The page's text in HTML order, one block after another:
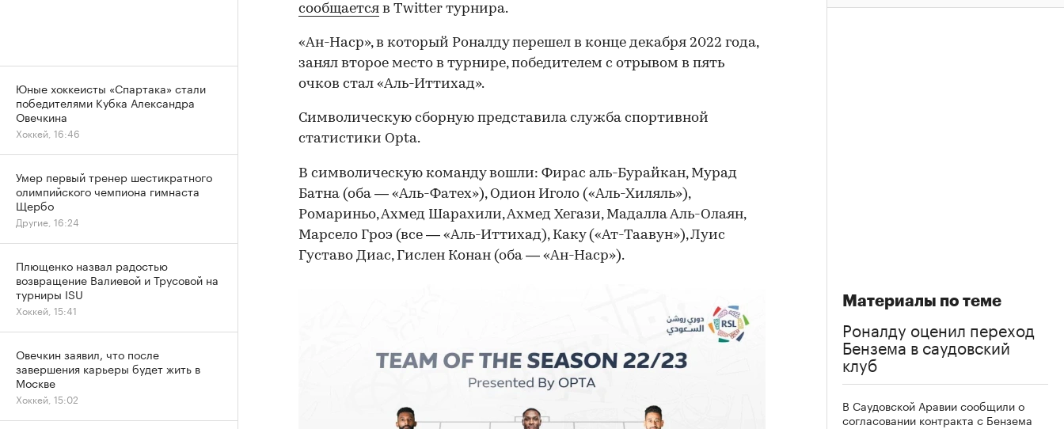
сообщается в Twitter турнира.
«Ан-Наср», в который Роналду перешел в конце декабря 2022 года,
занял второе место в турнире, победителем с отрывом в пять
очков стал «Аль-Иттихад».
Символическую сборную представила служба спортивной
статистики Opta.
00:00
В символическую команду вошли: Фирас аль-Бурайкан, Мурад
Батна (оба — «Аль-Фатех»), Одион Иголо («Аль-Хиляль»),
Ромариньо, Ахмед Шарахили, Ахмед Хегази, Мадалла Аль-Олаян,
Марсело Гроэ (все — «Аль-Иттихад), Каку («Ат-Таавун»), Луис
Густаво Диас, Гислен Конан (оба — «Ан-Наср»).
Материалы по теме
Роналду оценил переход
Бензема в саудовский
клуб
В Саудовской Аравии сообщили о
согласовании контракта с Бензема
Юные хоккеисты «Спартака» стали
победителями Кубка Александра
Овечкина
Хоккей, 16:46
Умер первый тренер шестикратного
олимпийского чемпиона гимнаста
Щербо
Другие, 16:24
Плющенко назвал радостью
возвращение Валиевой и Трусовой на
турниры ISU
Хоккей, 15:41
Овечкин заявил, что после
завершения карьеры будет жить в
Москве
Хоккей, 15:02